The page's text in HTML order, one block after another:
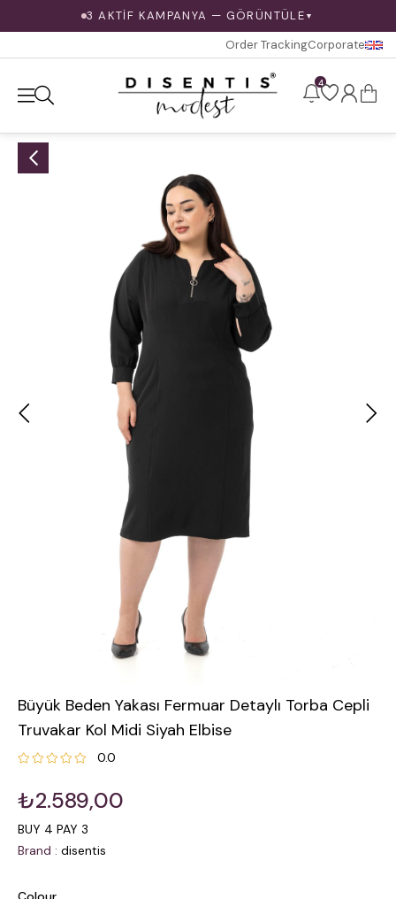
3 AKTİF KAMPANYA — GÖRÜNTÜLE ▼
Order TrackingCorporate
4
Büyük Beden Yakası Fermuar Detaylı Torba Cepli
Truvakar Kol Midi Siyah Elbise
0.0
₺2.589,00
BUY 4 PAY 3
Brand : disentis